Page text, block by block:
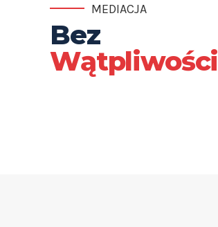
MEDIACJA
Bez
Wątpliwości